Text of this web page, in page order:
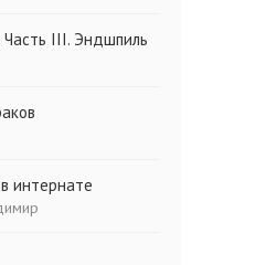
Часть III. Эндшпиль
интернате